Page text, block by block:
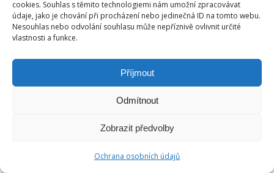
cookies. Souhlas s těmito technologiemi nám umožní zpracovávat
údaje, jako je chování při procházení nebo jedinečná ID na tomto webu.
Nesouhlas nebo odvolání souhlasu může nepříznivě ovlivnit určité
vlastnosti a funkce.
Příjmout
Odmítnout
Zobrazit předvolby
Ochrana osobních údajů